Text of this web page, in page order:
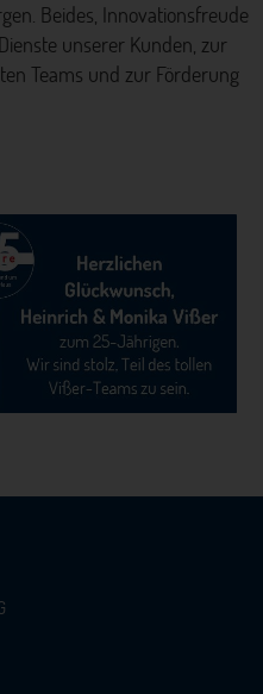
Beides, Innovationsfreude
unserer Kunden, zur
Teams und zur Förderung